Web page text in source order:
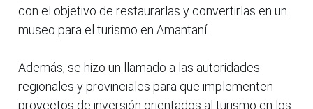
con el objetivo de restaurarlas y convertirlas en un
museo para el turismo en Amantaní.
Además, se hizo un llamado a las autoridades
regionales y provinciales para que implementen
proyectos de inversión orientados al turismo en los